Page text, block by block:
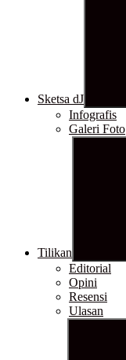
Sketsa dJ
Infografis
Galeri Foto
Tilikan
Editorial
Opini
Resensi
Ulasan